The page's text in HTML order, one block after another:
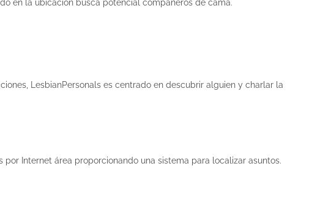
en la ubicación busca potencial compañeros de cama.
LesbianPersonals es centrado en descubrir alguien y charlar la
Internet área proporcionando una sistema para localizar asuntos.